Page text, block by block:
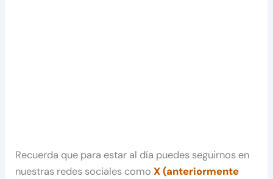
Recuerda que para estar al día puedes seguirnos en
nuestras redes sociales comoX (anteriormente